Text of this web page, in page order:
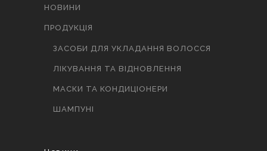
НОВИНИ
ПРОДУКЦІЯ
ЗАСОБИ ДЛЯ УКЛАДАННЯ ВОЛОССЯ
ЛІКУВАННЯ ТА ВІДНОВЛЕННЯ
МАСКИ ТА КОНДИЦІОНЕРИ
ШАМПУНІ